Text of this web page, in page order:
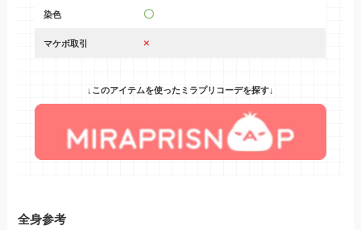
染色 〇
マケボ取引 ×
↓このアイテムを使ったミラプリコーデを探す↓
全身参考